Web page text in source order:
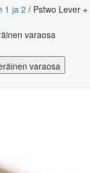
1 ja 2 / Pstwo Lever +